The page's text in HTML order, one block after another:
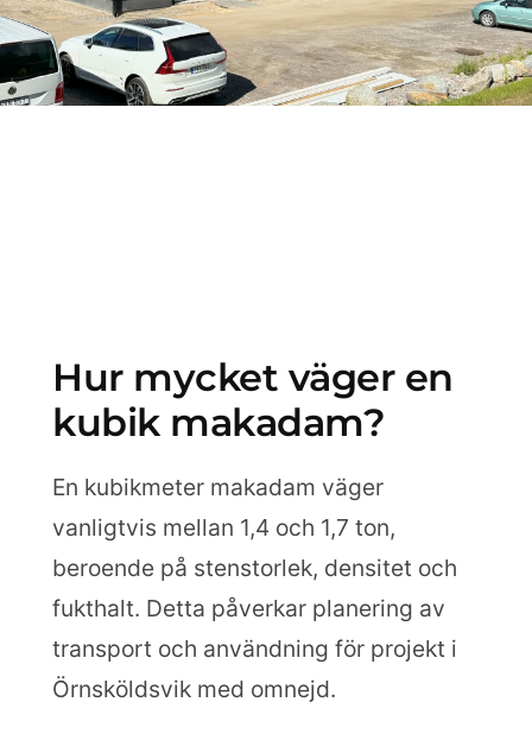
Hur mycket väger en
kubik makadam?
En kubikmeter makadam väger
vanligtvis mellan 1,4 och 1,7 ton,
beroende på stenstorlek, densitet och
fukthalt. Detta påverkar planering av
transport och användning för projekt i
Örnsköldsvik med omnejd.